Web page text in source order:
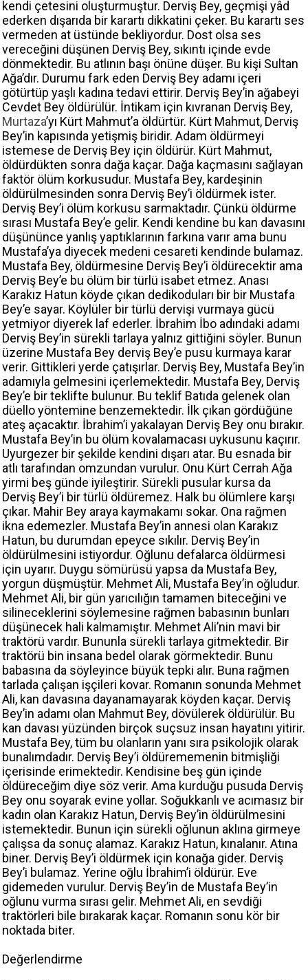
kendi çetesini oluşturmuştur. Derviş Bey, geçmişi yâd
ederken dışarıda bir karartı dikkatini çeker. Bu karartı ses
vermeden at üstünde bekliyordur. Dost olsa ses
vereceğini düşünen Derviş Bey, sıkıntı içinde evde
dönmektedir. Bu atlının başı önüne düşer. Bu kişi Sultan
Ağa’dır. Durumu fark eden Derviş Bey adamı içeri
götürtüp yaşlı kadına tedavi ettirir. Derviş Bey’in ağabeyi
Cevdet Bey öldürülür. İntikam için kıvranan Derviş Bey,
Murtaza’yı Kürt Mahmut’a öldürtür. Kürt Mahmut, Derviş
Bey’in kapısında yetişmiş biridir. Adam öldürmeyi
istemese de Derviş Bey için öldürür. Kürt Mahmut,
öldürdükten sonra dağa kaçar. Dağa kaçmasını sağlayan
faktör ölüm korkusudur. Mustafa Bey, kardeşinin
öldürülmesinden sonra Derviş Bey’i öldürmek ister.
Derviş Bey’i ölüm korkusu sarmaktadır. Çünkü öldürme
sırası Mustafa Bey’e gelir. Kendi kendine bu kan davasını
düşününce yanlış yaptıklarının farkına varır ama bunu
Mustafa’ya diyecek medeni cesareti kendinde bulamaz.
Mustafa Bey, öldürmesine Derviş Bey’i öldürecektir ama
Derviş Bey’e bu ölüm bir türlü isabet etmez. Anası
Karakız Hatun köyde çıkan dedikoduları bir bir Mustafa
Bey’e sayar. Köylüler bir türlü dervişi vurmaya gücü
yetmiyor diyerek laf ederler. İbrahim İbo adındaki adamı
Derviş Bey’in sürekli tarlaya yalnız gittiğini söyler. Bunun
üzerine Mustafa Bey derviş Bey’e pusu kurmaya karar
verir. Gittikleri yerde çatışırlar. Derviş Bey, Mustafa Bey’in
adamıyla gelmesini içerlemektedir. Mustafa Bey, Derviş
Bey’e bir teklifte bulunur. Bu teklif Batıda gelenek olan
düello yöntemine benzemektedir. İlk çıkan gördüğüne
ateş açacaktır. İbrahim’i yakalayan Derviş Bey onu bırakır.
Mustafa Bey’in bu ölüm kovalamacası uykusunu kaçırır.
Uyurgezer bir şekilde kendini dışarı atar. Bu esnada bir
atlı tarafından omzundan vurulur. Onu Kürt Cerrah Ağa
yirmi beş günde iyileştirir. Sürekli pusular kursa da
Derviş Bey’i bir türlü öldüremez. Halk bu ölümlere karşı
çıkar. Mahir Bey araya kaymakamı sokar. Ona rağmen
ikna edemezler. Mustafa Bey’in annesi olan Karakız
Hatun, bu durumdan epeyce sıkılır. Derviş Bey’in
öldürülmesini istiyordur. Oğlunu defalarca öldürmesi
için uyarır. Duygu sömürüsü yapsa da Mustafa Bey,
yorgun düşmüştür. Mehmet Ali, Mustafa Bey’in oğludur.
Mehmet Ali, bir gün yarıcılığın tamamen biteceğini ve
silineceklerini söylemesine rağmen babasının bunları
düşünecek hali kalmamıştır. Mehmet Ali’nin mavi bir
traktörü vardır. Bununla sürekli tarlaya gitmektedir. Bir
traktörü bin insana bedel olarak görmektedir. Bunu
babasına da söyleyince büyük tepki alır. Buna rağmen
tarlada çalışan işçileri kovar. Romanın sonunda Mehmet
Ali, kan davasına dayanamayarak köyden kaçar. Derviş
Bey’in adamı olan Mahmut Bey, dövülerek öldürülür. Bu
kan davası yüzünden birçok suçsuz insan hayatını yitirir.
Mustafa Bey, tüm bu olanların yanı sıra psikolojik olarak
bunalımdadır. Derviş Bey’i öldürememenin bitmişliği
içerisinde erimektedir. Kendisine beş gün içinde
öldüreceğim diye söz verir. Ama kurduğu pusuda Derviş
Bey onu soyarak evine yollar. Soğukkanlı ve acımasız bir
kadın olan Karakız Hatun, Derviş Bey’in öldürülmesini
istemektedir. Bunun için sürekli oğlunun aklına girmeye
çalışsa da sonuç alamaz. Karakız Hatun, kınalanır. Atına
biner. Derviş Bey’i öldürmek için konağa gider. Derviş
Bey’i bulamaz. Yerine oğlu İbrahim’i öldürür. Eve
gidemeden vurulur. Derviş Bey’in de Mustafa Bey’in
oğlunu vurma sırası gelir. Mehmet Ali, en sevdiği
traktörleri bile bırakarak kaçar. Romanın sonu kör bir
noktada biter.
Değerlendirme